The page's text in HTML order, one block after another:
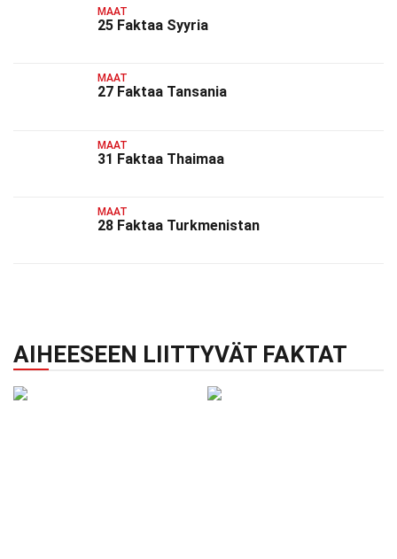
MAAT
25 Faktaa Syyria
MAAT
27 Faktaa Tansania
MAAT
31 Faktaa Thaimaa
MAAT
28 Faktaa Turkmenistan
AIHEESEEN LIITTYVÄT FAKTAT